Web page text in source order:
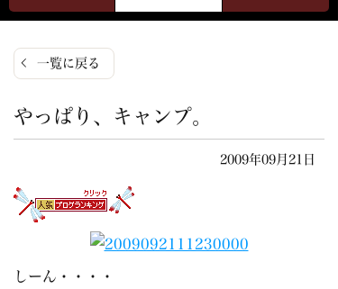
一覧に戻る
やっぱり、キャンプ。
2009年09月21日
しーん・・・・